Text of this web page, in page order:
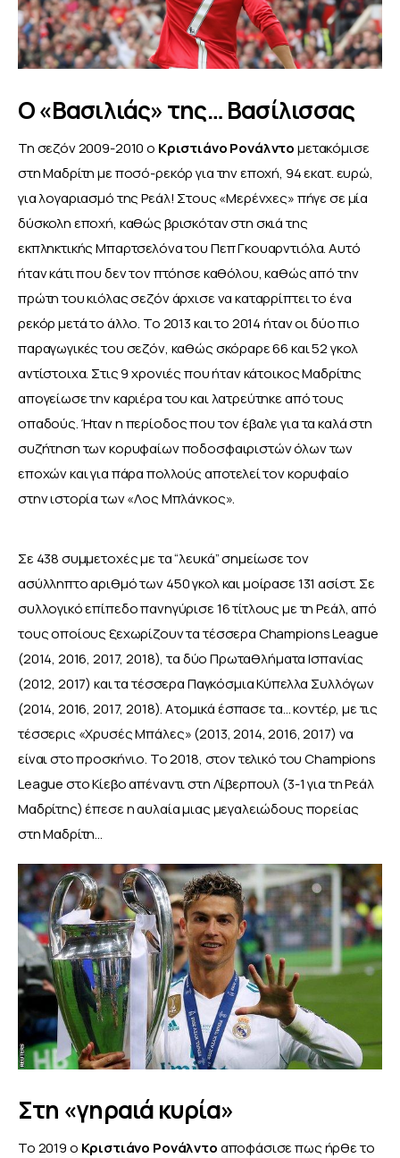
Ο «Βασιλιάς» της… Βασίλισσας
Τη σεζόν 2009-2010 ο Κριστιάνο Ρονάλντο μετακόμισε
στη Μαδρίτη με ποσό-ρεκόρ για την εποχή, 94 εκατ. ευρώ,
για λογαριασμό της Ρεάλ! Στους «Μερένχες» πήγε σε μία
δύσκολη εποχή, καθώς βρισκόταν στη σκιά της
εκπληκτικής Μπαρτσελόνα του Πεπ Γκουαρντιόλα. Αυτό
ήταν κάτι που δεν τον πτόησε καθόλου, καθώς από την
πρώτη του κιόλας σεζόν άρχισε να καταρρίπτει το ένα
ρεκόρ μετά το άλλο. Το 2013 και το 2014 ήταν οι δύο πιο
παραγωγικές του σεζόν, καθώς σκόραρε 66 και 52 γκολ
αντίστοιχα. Στις 9 χρονιές που ήταν κάτοικος Μαδρίτης
απογείωσε την καριέρα του και λατρεύτηκε από τους
οπαδούς. Ήταν η περίοδος που τον έβαλε για τα καλά στη
συζήτηση των κορυφαίων ποδοσφαιριστών όλων των
εποχών και για πάρα πολλούς αποτελεί τον κορυφαίο
στην ιστορία των «Λος Μπλάνκος».
Σε 438 συμμετοχές με τα “λευκά” σημείωσε τον
ασύλληπτο αριθμό των 450 γκολ και μοίρασε 131 ασίστ. Σε
συλλογικό επίπεδο πανηγύρισε 16 τίτλους με τη Ρεάλ, από
τους οποίους ξεχωρίζουν τα τέσσερα Champions League
(2014, 2016, 2017, 2018), τα δύο Πρωταθλήματα Ισπανίας
(2012, 2017) και τα τέσσερα Παγκόσμια Κύπελλα Συλλόγων
(2014, 2016, 2017, 2018). Ατομικά έσπασε τα… κοντέρ, με τις
τέσσερις «Χρυσές Μπάλες» (2013, 2014, 2016, 2017) να
είναι στο προσκήνιο. Το 2018, στον τελικό του Champions
League στο Κίεβο απέναντι στη Λίβερπουλ (3-1 για τη Ρεάλ
Μαδρίτης) έπεσε η αυλαία μιας μεγαλειώδους πορείας
στη Μαδρίτη…
Στη «γηραιά κυρία»
Το 2019 ο Κριστιάνο Ρονάλντο αποφάσισε πως ήρθε το